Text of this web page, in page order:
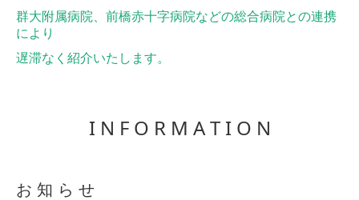
群大附属病院、前橋赤十字病院などの総合病院との連携
により
遅滞なく紹介いたします。
I N F O R M A T I O N
お 知 ら せ